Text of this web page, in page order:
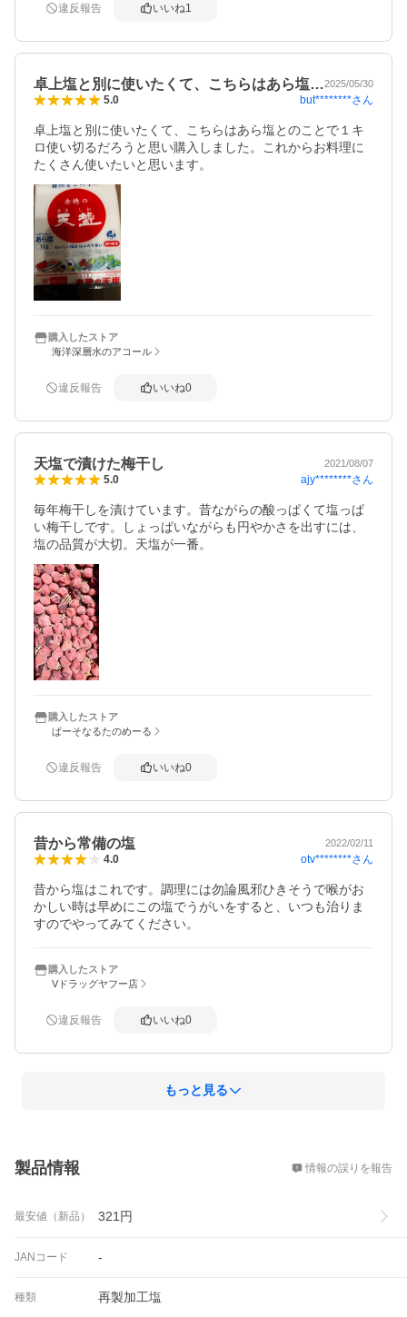
違反報告 いいね1
卓上塩と別に使いたくて、こちらはあら塩…2025/05/30
5.0 but********さん
卓上塩と別に使いたくて、こちらはあら塩とのことで１キ
ロ使い切るだろうと思い購入しました。これからお料理に
たくさん使いたいと思います。
購入したストア
海洋深層水のアコール
違反報告 いいね0
天塩で漬けた梅干し 2021/08/07
5.0 ajy********さん
毎年梅干しを漬けています。昔ながらの酸っぱくて塩っぱ
い梅干しです。しょっぱいながらも円やかさを出すには、
塩の品質が大切。天塩が一番。
購入したストア
ぱーそなるたのめーる
違反報告 いいね0
昔から常備の塩 2022/02/11
4.0 otv********さん
昔から塩はこれです。調理には勿論風邪ひきそうで喉がお
かしい時は早めにこの塩でうがいをすると、いつも治りま
すのでやってみてください。
購入したストア
Vドラッグヤフー店
違反報告 いいね0
もっと見る
製品情報 情報の誤りを報告
最安値（新品） 321 円
JANコード -
種類 再製加工塩